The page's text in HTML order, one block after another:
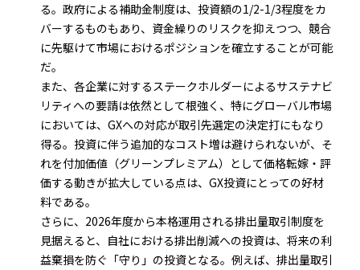
る。政府による補助金制度は、投資額の1/2-1/3程度をカ
バーするものもあり、資金繰りのリスクを抑えつつ、競合
に先駆けて市場におけるポジションを確立することが可能
だ。
また、各企業に対するステークホルダーによるサステナビ
リティへの要請は依然として根強く、特にグローバル市場
においては、GXへの対応が取引先選定の決定打にもなり
得る。投資に伴う追加的なコスト増は避けられないが、そ
れを付加価値（グリーンプレミアム）として価格転嫁・評
価する動きが拡大している点は、GX投資にとっての好材
料である。
さらに、2026年度から本格運用される排出量取引制度を
見据えると、自社における排出削減への投資は、将来の利
益棄損を防ぐ「守り」の投資となる。例えば、排出量取引